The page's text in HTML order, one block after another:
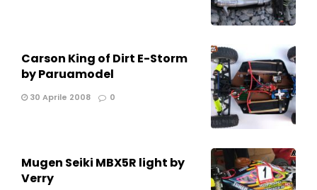
Carson King of Dirt E-Storm
by Paruamodel
30 Aprile 2008 0
Mugen Seiki MBX5R light by
Verry